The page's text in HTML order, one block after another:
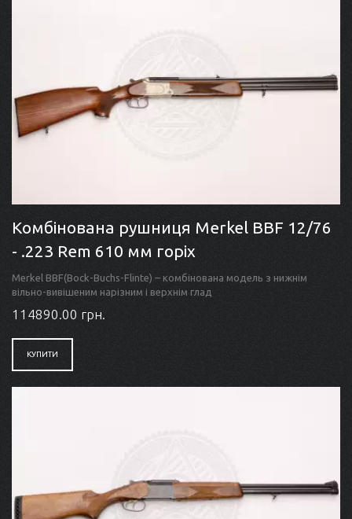
Комбінована рушниця Merkel BBF 12/76
- .223 Rem 610 мм горіх
Merkel BBF(Bock-Buchs-Flinte) – комбінована модель з нижнім
вільно-вивішеним нарізним і верхнім глад
114890.00 грн.
КУПИТИ